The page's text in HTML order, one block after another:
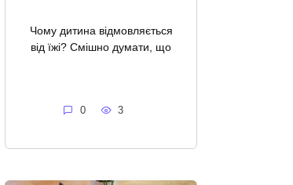
Чому дитина відмовляється
від їжі? Смішно думати, що
0 3